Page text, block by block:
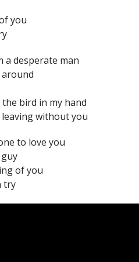
you
a desperate man
around
bird in my hand
leaving without you
to love you
of you
try